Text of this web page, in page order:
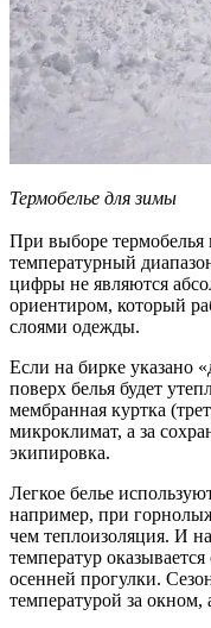
Термобелье для зимы
При выборе термобелья
температурный
цифры не являются
ориентиром, который
слоями одежды.
Если на бирке указано
поверх белья будет
мембранная куртка
микроклимат, а за
экипировка.
Легкое белье
например, при
чем теплоизоляция. И
температур
осенней прогулки.
температурой за